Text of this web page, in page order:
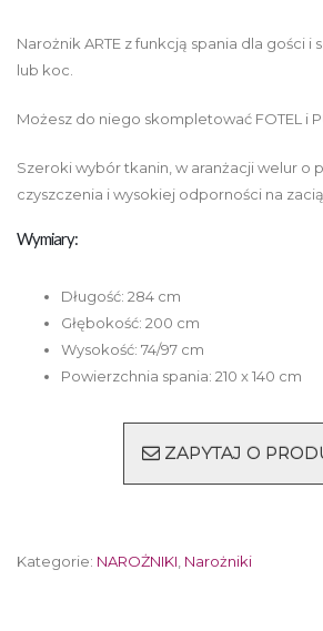
Narożnik ARTE z funkcją spania dla gości
lub koc.
Możesz do niego skompletować FOTEL i
Szeroki wybór tkanin, w aranżacji welur o
czyszczenia i wysokiej odporności na
Wymiary:
Długość: 284 cm
Głębokość: 200 cm
Wysokość: 74/97 cm
Powierzchnia spania: 210 x 140 cm
ZAPYTAJ O
Kategorie: NAROŻNIKI Narożniki